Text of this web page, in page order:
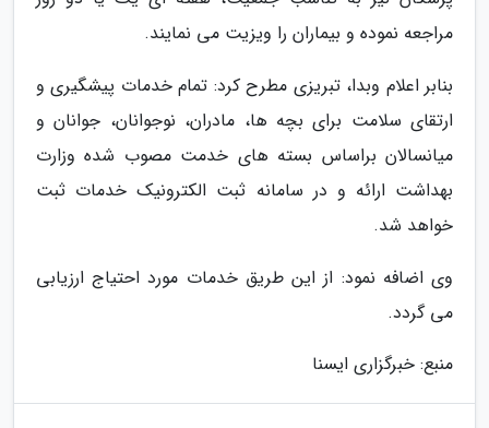
مراجعه نموده و بیماران را ویزیت می نمایند.
بنابر اعلام وبدا، تبریزی مطرح کرد: تمام خدمات پیشگیری و
ارتقای سلامت برای بچه ها، مادران، نوجوانان، جوانان و
میانسالان براساس بسته های خدمت مصوب شده وزارت
بهداشت ارائه و در سامانه ثبت الکترونیک خدمات ثبت
خواهد شد.
وی اضافه نمود: از این طریق خدمات مورد احتیاج ارزیابی
می گردد.
منبع: خبرگزاری ایسنا